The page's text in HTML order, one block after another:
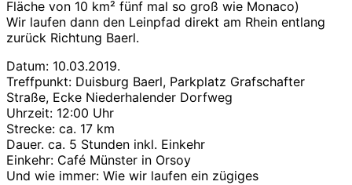
Fläche von 10 km² fünf mal so groß wie Monaco)
Wir laufen dann den Leinpfad direkt am Rhein entlang
zurück Richtung Baerl.
Datum: 10.03.2019.
Treffpunkt: Duisburg Baerl, Parkplatz Grafschafter
Straße, Ecke Niederhalender Dorfweg
Uhrzeit: 12:00 Uhr
Strecke: ca. 17 km
Dauer. ca. 5 Stunden inkl. Einkehr
Einkehr: Café Münster in Orsoy
Und wie immer: Wie wir laufen ein zügiges